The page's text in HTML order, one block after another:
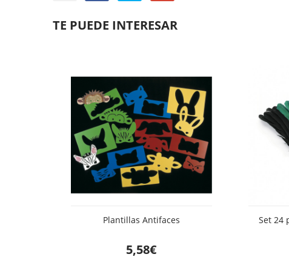
TE PUEDE INTERESAR
Plantillas Antifaces
5,58€
Set 24